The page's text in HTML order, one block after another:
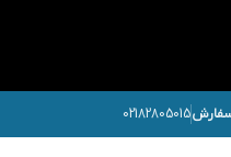
02182805015